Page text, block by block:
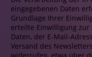
eingegebenen Daten
Grundlage Ihrer
erteilte Einwilligung zur
Daten, der E-Mail-
Versand des